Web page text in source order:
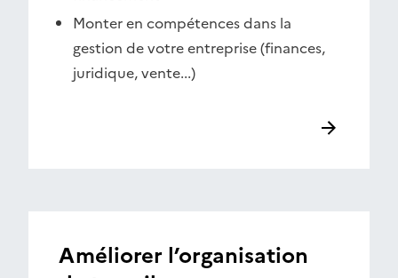
Monter en compétences dans la
gestion de votre entreprise (finances,
juridique, vente...)
Améliorer l’organisation